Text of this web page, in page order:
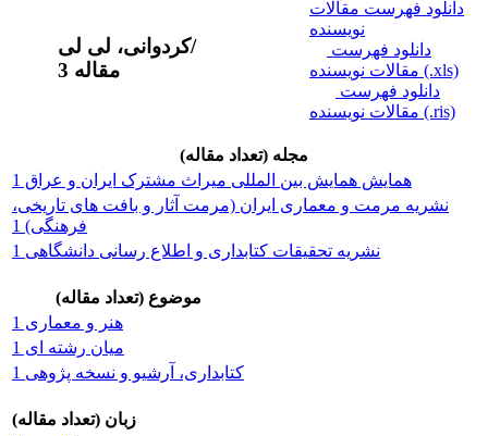
کردوانی، لی لی/
3 مقاله
دانلود فهرست مقالات
نویسنده
مقالات نویسنده (.xls)
مقالات نویسنده (.ris)
مجله (تعداد مقاله)
همایش همایش بین المللی میراث‌ مشترک‌ ایران‌ و عراق‌ 1
نشریه مرمت و معماری ایران (مرمت آثار و بافت های تاریخی،
فرهنگی) 1
نشریه تحقیقات کتابداری و اطلاع رسانی دانشگاهی 1
موضوع (تعداد مقاله)
هنر و معماری 1
میان رشته ای 1
كتابداری، آرشیو و نسخه پژوهی 1
زبان (تعداد مقاله)